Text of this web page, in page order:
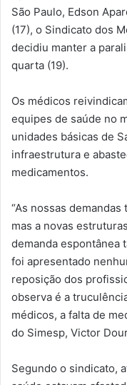
São Paulo, Edson
(17), o Sindicato dos
decidiu manter a
quarta (19).
Os médicos
equipes de saúde no
unidades básicas de
infraestrutura e
medicamentos.
“As nossas
mas a novas
demanda espontânea
foi apresentado
reposição dos
observa é a
médicos, a falta de
do Simesp, Victor
Segundo o sindicato,